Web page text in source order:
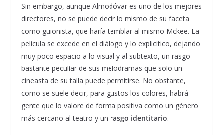
Sin embargo, aunque Almodóvar es uno de los mejores
directores, no se puede decir lo mismo de su faceta
como guionista, que haría temblar al mismo Mckee. La
película se excede en el diálogo y lo explicitico, dejando
muy poco espacio a lo visual y al subtexto, un rasgo
bastante peculiar de sus melodramas que solo un
cineasta de su talla puede permitirse. No obstante,
como se suele decir, para gustos los colores, habrá
gente que lo valore de forma positiva como un género
más cercano al teatro y un rasgo identitario.